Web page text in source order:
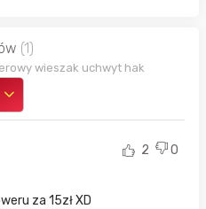
(1)
wieszak uchwyt hak
2 0
za 15zł XD